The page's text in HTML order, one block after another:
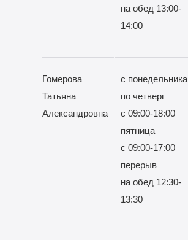
на обед 13:00-
14:00
Гомерова
Татьяна
Александровна
с понедельника
по четверг
с 09:00-18:00
пятница
с 09:00-17:00
перерыв
на обед 12:30-
13:30